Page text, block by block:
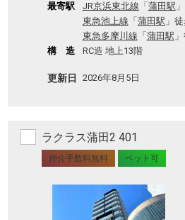
最寄駅
JR京浜東北線 「 蒲田駅
東急池上線 「 蒲田駅 」
東急多摩川線 「 蒲田駅
構 造
RC造 地上13階
更新日 2026年8月5日
ラクラス蒲田2 401
仲介手数料無料 ペット可